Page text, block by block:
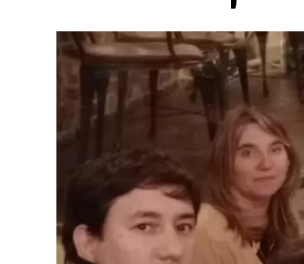
supermercado
Según reveló el medio Metrópoles, el
habría matado a su bebé quedó
la zona este de San Pablo.
La tatuadora fue grabada mientras
muerte de su hijo. (Foto: captura).
La mujer hizo la compra el lunes
que los investigadores creen que fue
Sospechas previas y descuido